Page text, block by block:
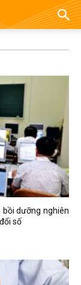
dưỡng nghiên
số